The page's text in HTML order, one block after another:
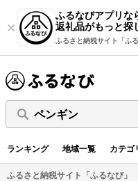
ふるなびアプリな
返礼品がもっと探
ふるさと納税サイト「ふる
ペンギン
ランキング 地域一覧 カテゴ
ふるさと納税サイト「ふるなび」